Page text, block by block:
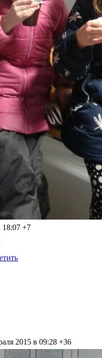
18:07 +7
2015 в 09:28 +36